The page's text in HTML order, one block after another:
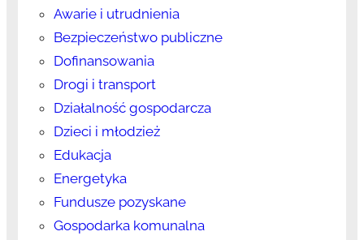
Awarie i utrudnienia
Bezpieczeństwo publiczne
Dofinansowania
Drogi i transport
Działalność gospodarcza
Dzieci i młodzież
Edukacja
Energetyka
Fundusze pozyskane
Gospodarka komunalna